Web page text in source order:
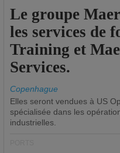
Le groupe
les services de
Training et
Services.
Copenhague
Elles seront vendues à US
spécialisée dans les
industrielles.